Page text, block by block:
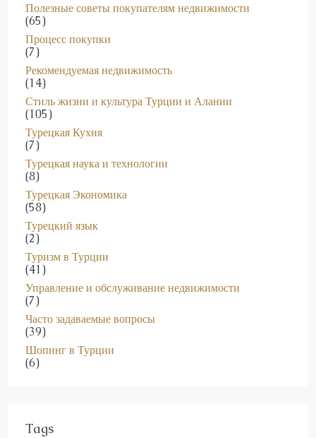
Полезные советы покупателям недвижимости
(65)
Процесс покупки
(7)
Рекомендуемая недвижимость
(14)
Стиль жизни и культура Турции и Алании
(105)
Турецкая Кухня
(7)
Турецкая наука и технологии
(8)
Турецкая Экономика
(58)
Турецкий язык
(2)
Туризм в Турции
(41)
Управление и обслуживание недвижимости
(7)
Часто задаваемые вопросы
(39)
Шопинг в Турции
(6)
Tags